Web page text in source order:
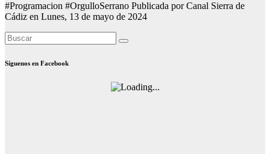
#Programacion #OrgulloSerrano Publicada por Canal Sierra de
Cádiz en Lunes, 13 de mayo de 2024
Síguenos en Facebook